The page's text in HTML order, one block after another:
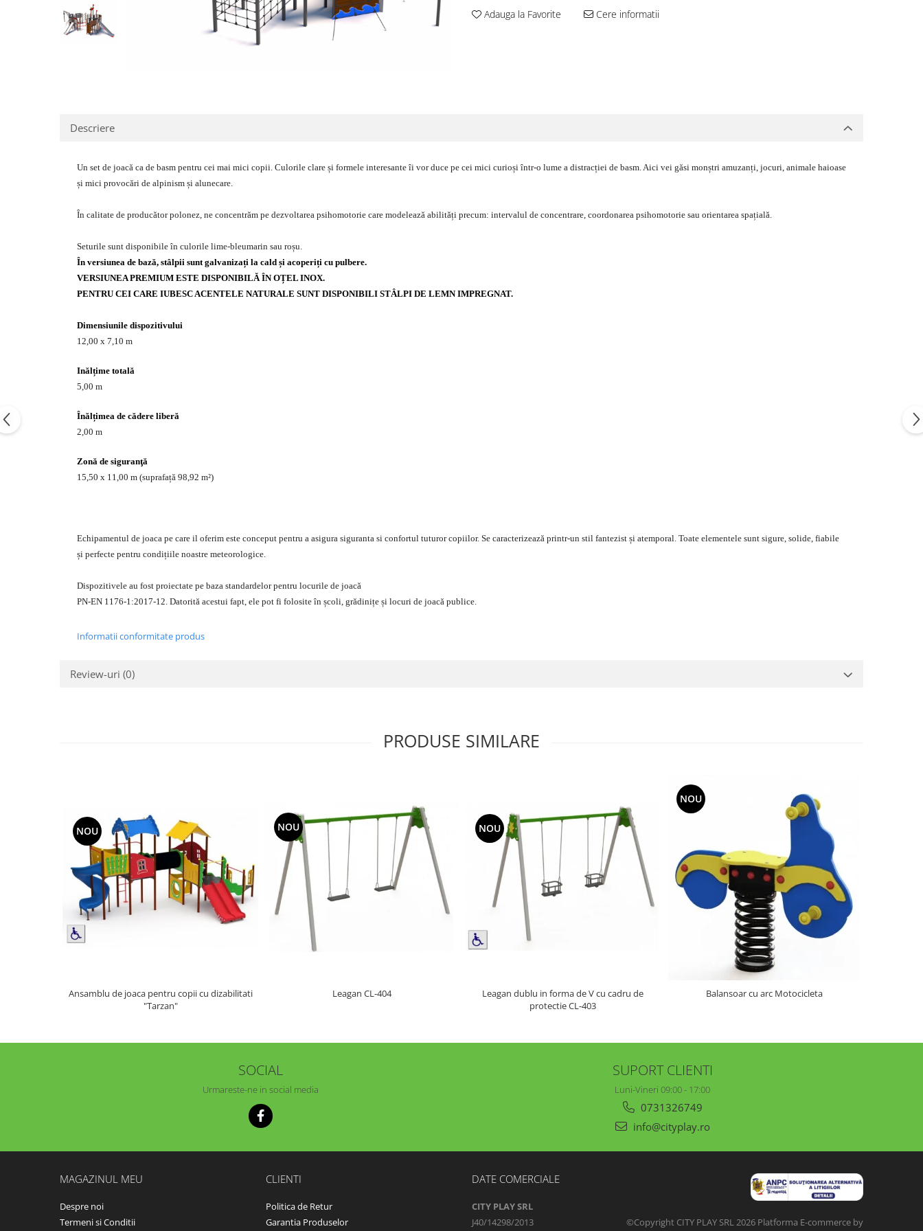
Jocuri cu nisip
Echipamente de catarat
Animale din cauciuc
Fotbal si Handbal
Street Workout
Terenuri Multisport
Mese de jocuri
Garduri/Imprejmuiri
Cosuri de gunoi
Panouri pentru informare/Marcaje
Foisoare si pergole
Adauga la Favorite Cere informatii
Descriere
Un set de joacă ca de basm pentru cei mai mici copii. Culorile clare și formele interesante îi vor duce pe cei mici curioși într-o lume a distracției de basm. Aici vei găsi monștri amuzanți, jocuri, animale haioase
și mici provocări de alpinism și alunecare.
În calitate de producător polonez, ne concentrăm pe dezvoltarea psihomotorie care modelează abilități precum: intervalul de concentrare, coordonarea psihomotorie sau orientarea spațială.
Seturile sunt disponibile în culorile lime-bleumarin sau roșu.
În versiunea de bază, stâlpii sunt galvanizați la cald și acoperiți cu pulbere.
VERSIUNEA PREMIUM ESTE DISPONIBILĂ ÎN OȚEL INOX.
PENTRU CEI CARE IUBESC ACENTELE NATURALE SUNT DISPONIBILI STÂLPI DE LEMN IMPREGNAT.
Dimensiunile dispozitivului
12,00 x 7,10 m
Inălțime totală
5,00 m
Înălțimea de cădere liberă
2,00 m
Zonă de siguranţă
15,50 x 11,00 m (suprafață 98,92 m²)
Echipamentul de joaca pe care il oferim este conceput pentru a asigura siguranta si confortul tuturor copiilor. Se caracterizează printr-un stil fantezist și atemporal. Toate elementele sunt sigure, solide, fiabile
și perfecte pentru condițiile noastre meteorologice.
Dispozitivele au fost proiectate pe baza standardelor pentru locurile de joacă
PN-EN 1176-1:2017-12. Datorită acestui fapt, ele pot fi folosite în școli, grădinițe și locuri de joacă publice.
Informatii conformitate produs
Review-uri (0)
PRODUSE SIMILARE
NOU
Ansamblu de joaca pentru copii cu dizabilitati
"Tarzan"
NOU
Leagan CL-404
NOU
Leagan dublu in forma de V cu cadru de
protectie CL-403
NOU
Balansoar cu arc Motocicleta
SOCIAL
Urmareste-ne in social media
SUPORT CLIENTI
Luni-Vineri 09:00 - 17:00
0731326749
info@cityplay.ro
MAGAZINUL MEU
Despre noi
Termeni si Conditii
CLIENTI
Politica de Retur
Garantia Produselor
DATE COMERCIALE
CITY PLAY SRL
J40/14298/2013
©Copyright CITY PLAY SRL 2026 Platforma E-commerce by